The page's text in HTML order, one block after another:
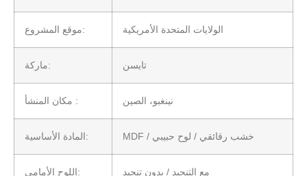
موقع المشروع: الولايات المتحدة الأمريكية
ماركة: تايسن
مكان المنشأ : نينغبو، الصين
المادة الأساسية: MDF / خشب رقائقي / لوح حبيبي
اللوح الأمامي: مع التنجيد / بدون تنجيد